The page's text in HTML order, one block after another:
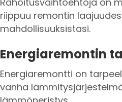
riippuu remontin
mahdollisuuksistasi.
Energiaremontin
Energiaremontti on
vanha